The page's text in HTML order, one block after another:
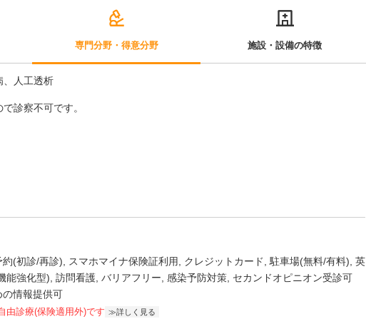
専門分野・得意分野 施設・設備の特徴
、人工透析
診察不可です。
約(初診/再診) スマホマイナ保険証利用 クレジットカード 駐車場(無料/有料) 英
能強化型) 訪問看護 バリアフリー 感染予防対策 セカンドオピニオン受診可
の情報提供可
由診療(保険適用外)です 詳しく見る